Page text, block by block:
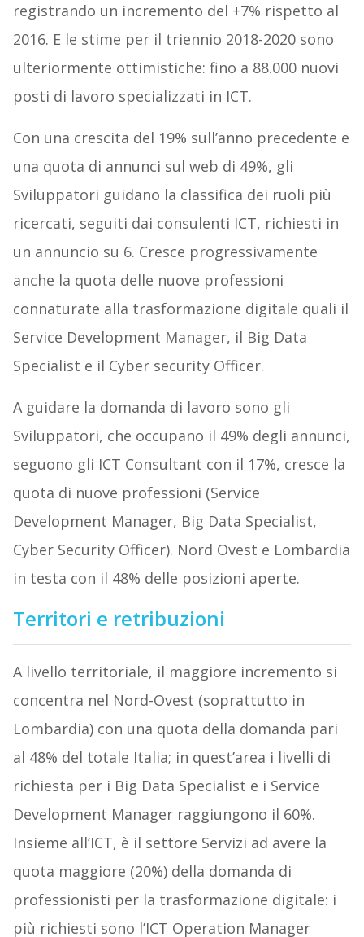
registrando un incremento del +7% rispetto al
2016. E le stime per il triennio 2018-2020 sono
ulteriormente ottimistiche: fino a 88.000 nuovi
posti di lavoro specializzati in ICT.
Con una crescita del 19% sull’anno precedente e
una quota di annunci sul web di 49%, gli
Sviluppatori guidano la classifica dei ruoli più
ricercati, seguiti dai consulenti ICT, richiesti in
un annuncio su 6. Cresce progressivamente
anche la quota delle nuove professioni
connaturate alla trasformazione digitale quali il
Service Development Manager, il Big Data
Specialist e il Cyber security Officer.
A guidare la domanda di lavoro sono gli
Sviluppatori, che occupano il 49% degli annunci,
seguono gli ICT Consultant con il 17%, cresce la
quota di nuove professioni (Service
Development Manager, Big Data Specialist,
Cyber Security Officer). Nord Ovest e Lombardia
in testa con il 48% delle posizioni aperte.
Territori e retribuzioni
A livello territoriale, il maggiore incremento si
concentra nel Nord-Ovest (soprattutto in
Lombardia) con una quota della domanda pari
al 48% del totale Italia; in quest’area i livelli di
richiesta per i Big Data Specialist e i Service
Development Manager raggiungono il 60%.
Insieme all’ICT, è il settore Servizi ad avere la
quota maggiore (20%) della domanda di
professionisti per la trasformazione digitale: i
più richiesti sono l’ICT Operation Manager